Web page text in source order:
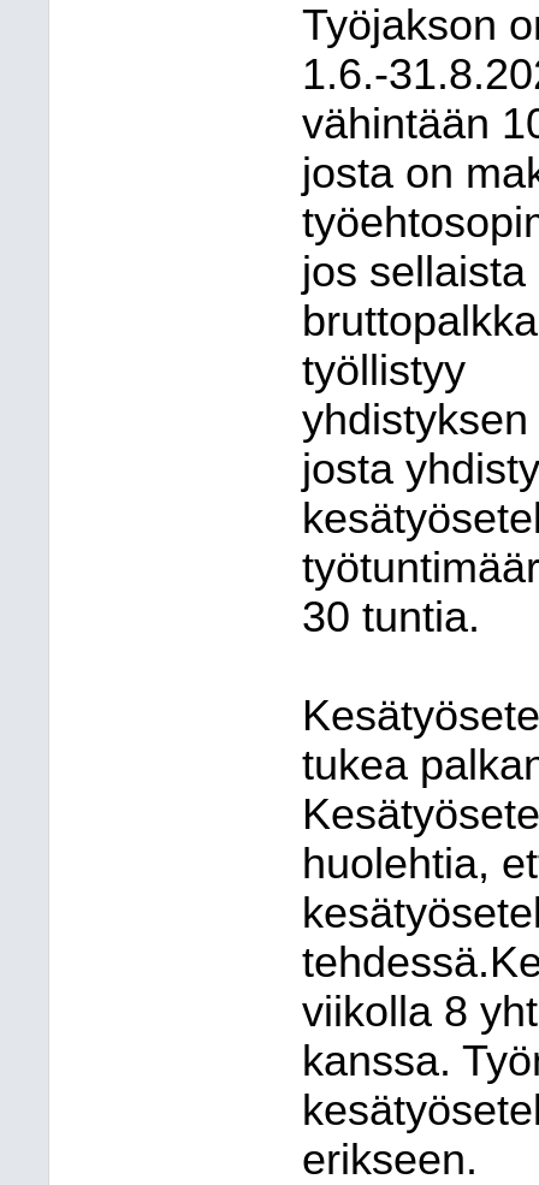
Työjakson
1.6.-
vähintään
josta on
jos
työllistyy
josta
30 tuntia.
tukea
huolehtia,
viikolla 8
kanssa.
erikseen.